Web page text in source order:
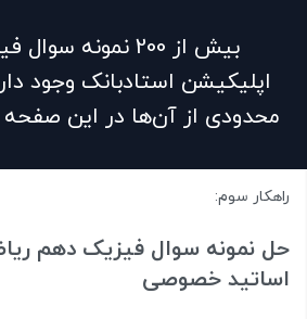
بیش از 200 نمونه
اپلیکیشن استادبانک وجود
محدودی از آن‌ها در این صفحه
راهکار سوم:
حل نمونه سوال فیزیک دهم
اساتید خصوصی